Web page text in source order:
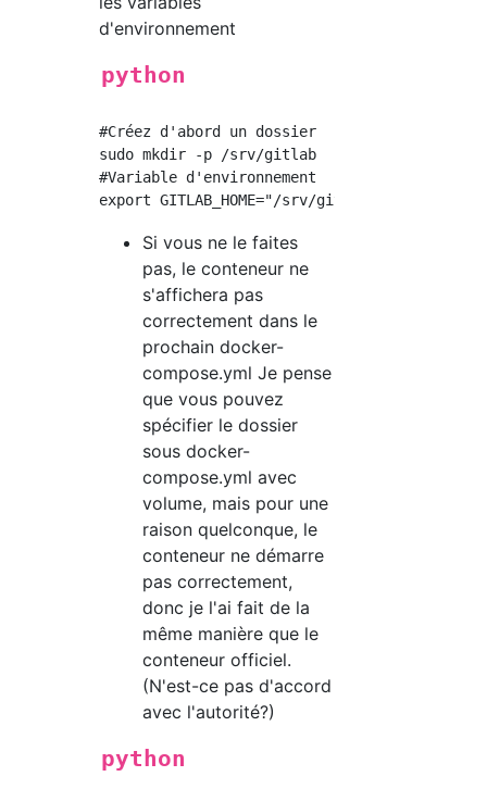
d'environnement
python
#Créez d'abord un dossier
sudo mkdir -p /srv/gitlab
#Variable d'environnement
Si vous ne le faites
pas, le conteneur ne
s'affichera pas
correctement dans le
prochain docker-
compose.yml Je pense
que vous pouvez
spécifier le dossier
sous docker-
compose.yml avec
volume, mais pour une
raison quelconque, le
conteneur ne démarre
pas correctement,
donc je l'ai fait de la
même manière que le
conteneur officiel.
(N'est-ce pas d'accord
avec l'autorité?)
python